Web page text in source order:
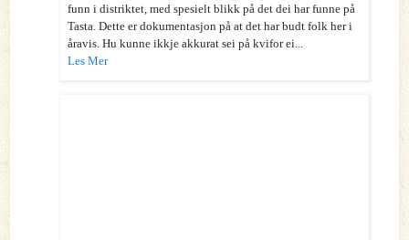
funn i distriktet, med spesielt blikk på det dei har funne på
Tasta. Dette er dokumentasjon på at det har budt folk her i
åravis. Hu kunne ikkje akkurat sei på kvifor ei...
Les Mer